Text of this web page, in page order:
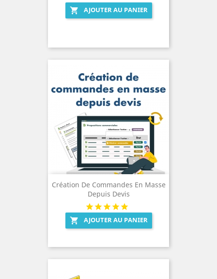

AJOUTER AU PANIER
Création De Commandes En Masse
Depuis Devis
 AJOUTER AU PANIER